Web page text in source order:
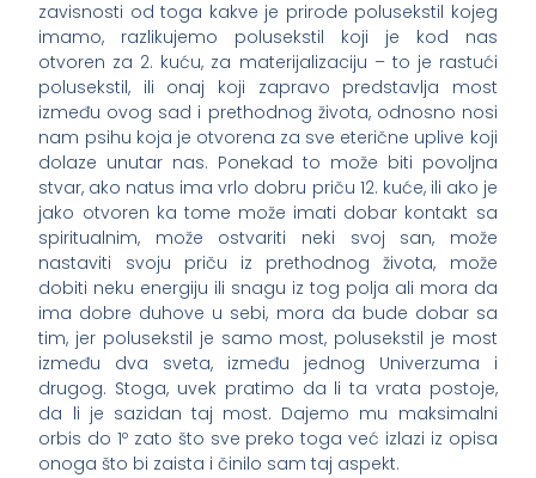
zavisnosti od toga kakve je prirode polusekstil kojeg
imamo, razlikujemo polusekstil koji je kod nas
otvoren za 2. kuću, za materijalizaciju – to je rastući
polusekstil, ili onaj koji zapravo predstavlja most
između ovog sad i prethodnog života, odnosno nosi
nam psihu koja je otvorena za sve eterične uplive koji
dolaze unutar nas. Ponekad to može biti povoljna
stvar, ako natus ima vrlo dobru priču 12. kuće, ili ako je
jako otvoren ka tome može imati dobar kontakt sa
spiritualnim, može ostvariti neki svoj san, može
nastaviti svoju priču iz prethodnog života, može
dobiti neku energiju ili snagu iz tog polja ali mora da
ima dobre duhove u sebi, mora da bude dobar sa
tim, jer polusekstil je samo most, polusekstil je most
između dva sveta, između jednog Univerzuma i
drugog. Stoga, uvek pratimo da li ta vrata postoje,
da li je sazidan taj most. Dajemo mu maksimalni
orbis do 1º zato što sve preko toga već izlazi iz opisa
onoga što bi zaista i činilo sam taj aspekt.